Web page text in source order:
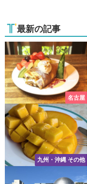
最新の記事
名古屋
九州・沖縄 その他